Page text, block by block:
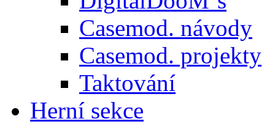
Casemod. návody
Casemod. projekty
Taktování
Herní sekce